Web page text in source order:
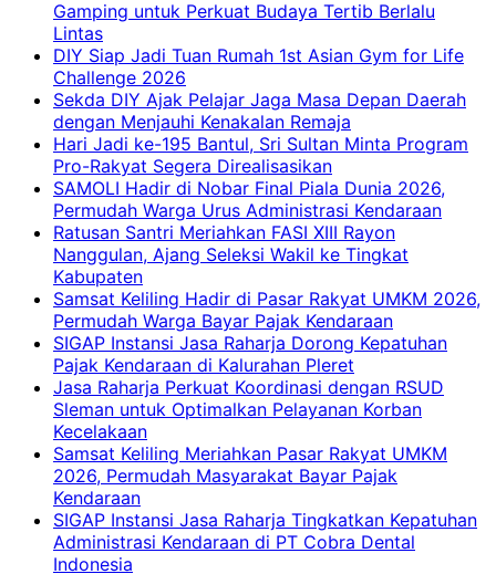
Gamping untuk Perkuat Budaya Tertib Berlalu
Lintas
DIY Siap Jadi Tuan Rumah 1st Asian Gym for Life
Challenge 2026
Sekda DIY Ajak Pelajar Jaga Masa Depan Daerah
dengan Menjauhi Kenakalan Remaja
Hari Jadi ke-195 Bantul, Sri Sultan Minta Program
Pro-Rakyat Segera Direalisasikan
SAMOLI Hadir di Nobar Final Piala Dunia 2026,
Permudah Warga Urus Administrasi Kendaraan
Ratusan Santri Meriahkan FASI XIII Rayon
Nanggulan, Ajang Seleksi Wakil ke Tingkat
Kabupaten
Samsat Keliling Hadir di Pasar Rakyat UMKM 2026,
Permudah Warga Bayar Pajak Kendaraan
SIGAP Instansi Jasa Raharja Dorong Kepatuhan
Pajak Kendaraan di Kalurahan Pleret
Jasa Raharja Perkuat Koordinasi dengan RSUD
Sleman untuk Optimalkan Pelayanan Korban
Kecelakaan
Samsat Keliling Meriahkan Pasar Rakyat UMKM
2026, Permudah Masyarakat Bayar Pajak
Kendaraan
SIGAP Instansi Jasa Raharja Tingkatkan Kepatuhan
Administrasi Kendaraan di PT Cobra Dental
Indonesia